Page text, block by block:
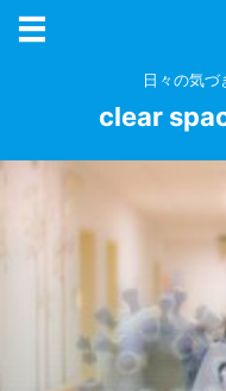
日々の気づ
clear